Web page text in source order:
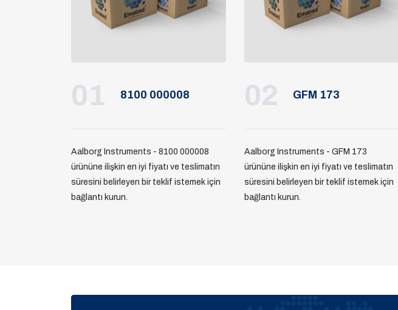
01 8100 000008
Aalborg Instruments - 8100 000008
ürününe ilişkin en iyi fiyatı ve teslimatın
süresini belirleyen bir teklif istemek için
bağlantı kurun.
02 GFM 173
Aalborg Instruments - GFM 173
ürününe ilişkin en iyi fiyatı ve teslimatın
süresini belirleyen bir teklif istemek için
bağlantı kurun.